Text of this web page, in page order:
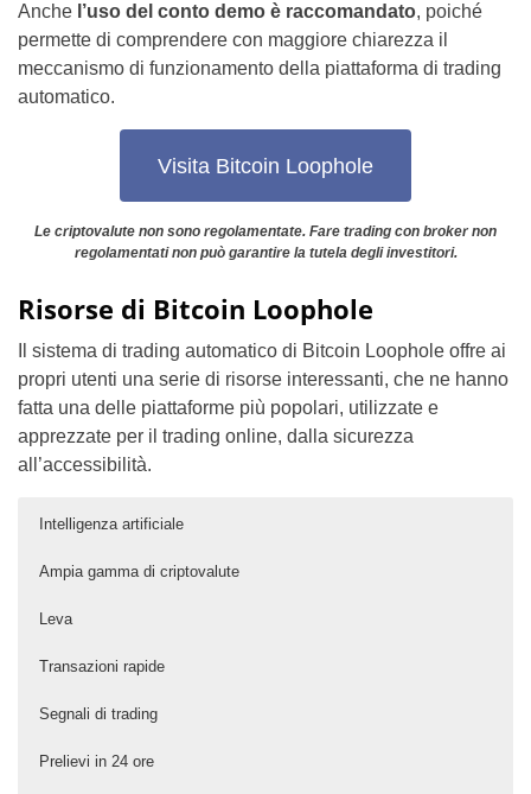
Anche l’uso del conto demo è raccomandato, poiché
permette di comprendere con maggiore chiarezza il
meccanismo di funzionamento della piattaforma di trading
automatico.
Visita Bitcoin Loophole
Le criptovalute non sono regolamentate. Fare trading con broker non
regolamentati non può garantire la tutela degli investitori.
Risorse di Bitcoin Loophole
Il sistema di trading automatico di Bitcoin Loophole offre ai
propri utenti una serie di risorse interessanti, che ne hanno
fatta una delle piattaforme più popolari, utilizzate e
apprezzate per il trading online, dalla sicurezza
all’accessibilità.
Intelligenza artificiale
Ampia gamma di criptovalute
Leva
Transazioni rapide
Segnali di trading
Prelievi in 24 ore